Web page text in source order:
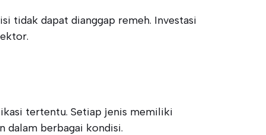
tidak dapat dianggap remeh. Investasi
tertentu. Setiap jenis memiliki
dalam berbagai kondisi.